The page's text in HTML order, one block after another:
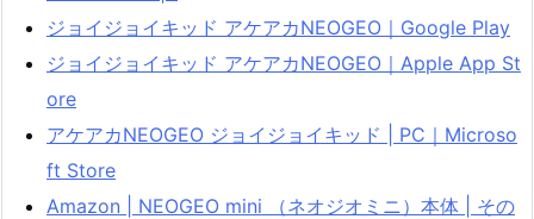
ジョイジョイキッド アケアカNEOGEO｜Google Play
ジョイジョイキッド アケアカNEOGEO｜Apple App St
ore
アケアカNEOGEO ジョイジョイキッド | PC｜Microso
ft Store
Amazon | NEOGEO mini （ネオジオミニ）本体 | その